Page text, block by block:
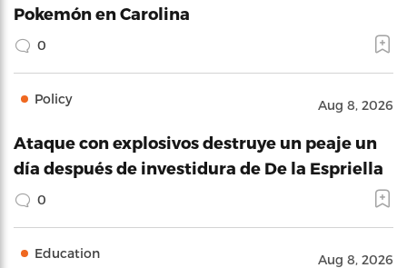
Pokemón en Carolina
0
Policy Aug 8, 2026
Ataque con explosivos destruye un peaje un
día después de investidura de De la Espriella
0
Education Aug 8, 2026